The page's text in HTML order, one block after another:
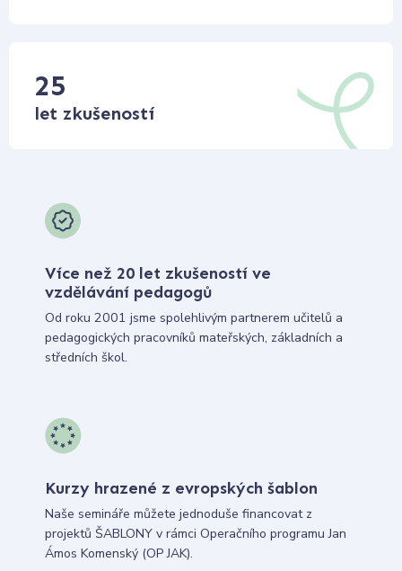
25
let zkušeností
Více než 20 let zkušeností ve
vzdělávání pedagogů
Od roku 2001 jsme spolehlivým partnerem učitelů a
pedagogických pracovníků mateřských, základních a
středních škol.
Kurzy hrazené z evropských šablon
Naše semináře můžete jednoduše financovat z
projektů ŠABLONY v rámci Operačního programu Jan
Ámos Komenský (OP JAK).